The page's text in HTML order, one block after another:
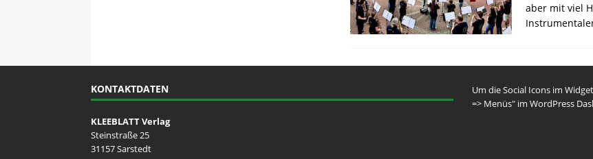
aber mit viel
KONTAKTDATEN
KLEEBLATT Verlag
Steinstraße 25
31157 Sarstedt
Um die Social Icons im
=> Menüs" im WordPress